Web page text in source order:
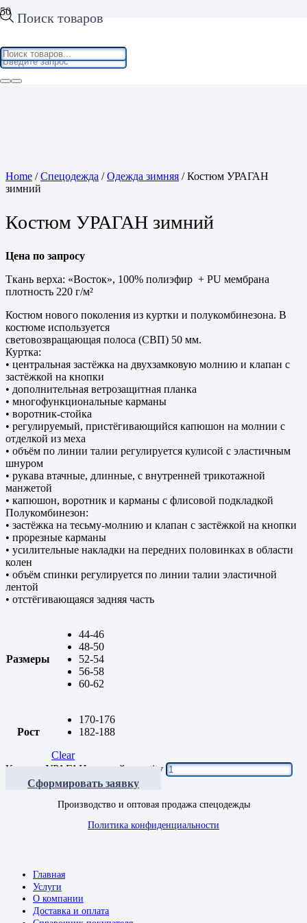
Поиск товаров
Home /Спецодежда /Одежда зимняя / Костюм УРАГАН
зимний
Костюм УРАГАН зимний
Цена по запросу
Ткань верха: «Восток», 100% полиэфир + PU мембрана
плотность 220 г/м²
Костюм нового поколения из куртки и полукомбинезона. В
костюме используется
световозвращающая полоса (СВП) 50 мм.
Куртка:
• центральная застёжка на двухзамковую молнию и клапан с
застёжкой на кнопки
• дополнительная ветрозащитная планка
• многофункциональные карманы
• воротник-стойка
• регулируемый, пристёгивающийся капюшон на молнии с
отделкой из меха
• объём по линии талии регулируется кулисой с эластичным
шнуром
• рукава втачные, длинные, с внутренней трикотажной
манжетой
• капюшон, воротник и карманы с флисовой подкладкой
Полукомбинезон:
• застёжка на тесьму-молнию и клапан с застёжкой на кнопки
• прорезные карманы
• усилительные накладки на передних половинках в области
колен
• объём спинки регулируется по линии талии эластичной
лентой
• отстёгивающаяся задняя часть
Размеры
44-46
48-50
52-54
56-58
60-62
Рост
170-176
182-188
Clear
Костюм УРАГАН зимний quantity
Сформировать заявку
Производство и оптовая продажа спецодежды
Политика конфиденциальности
Главная
Услуги
О компании
Доставка и оплата